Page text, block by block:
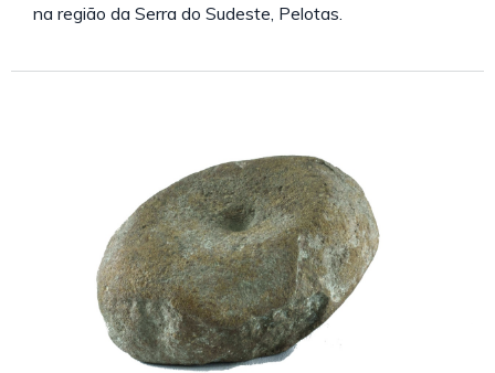
na região da Serra do Sudeste, Pelotas.